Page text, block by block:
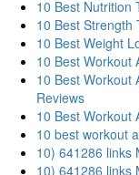
10 Best Nutrition
10 Best Strength
10 Best Weight
10 Best Workout
10 Best Workout
Reviews
10 Best Workout
10 best workout
10) 641286 links
10) 641286 links